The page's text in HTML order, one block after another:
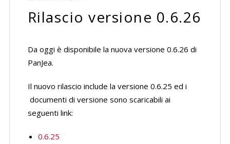
Rilascio versione 0.6.26
Da oggi è disponibile la nuova versione 0.6.26 di
PanJea.
Il nuovo rilascio include la versione 0.6.25 ed i
documenti di versione sono scaricabili ai
seguenti link:
0.6.25